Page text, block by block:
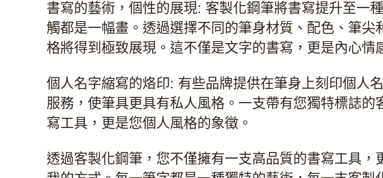
書寫的藝術，個性的展現: 客製化鋼筆將書寫提升至一
觸都是一幅畫。透過選擇不同的筆身材質、配色、筆尖
格將得到極致展現。這不僅是文字的書寫，更是內心情
個人名字縮寫的烙印: 有些品牌提供在筆身上刻印個人
服務，使筆具更具有私人風格。一支帶有您獨特標誌的
寫工具，更是您個人風格的象徵。
透過客製化鋼筆，您不僅擁有一支高品質的書寫工具，